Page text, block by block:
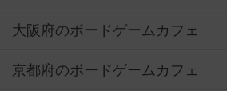
大阪府のボードゲームカフェ
京都府のボードゲームカフェ